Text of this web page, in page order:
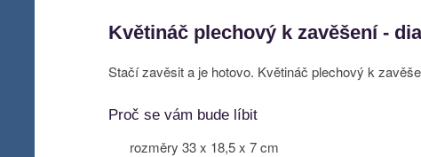
Květináč plechový k zavěšení -
Stačí zavěsit a je hotovo. Květináč plechový k
Proč se vám bude líbit
rozměry 33 x 18,5 x 7 cm